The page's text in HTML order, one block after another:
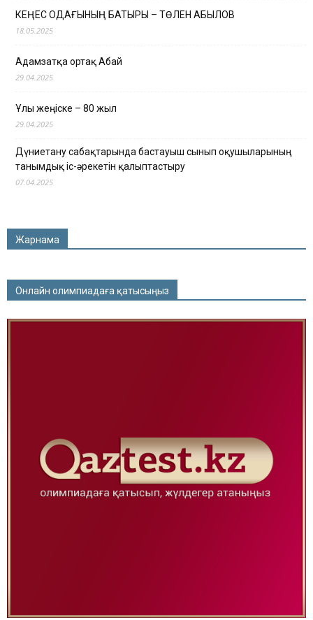
КЕҢЕС ОДАҒЫНЫҢ БАТЫРЫ – ТӨЛЕН ҚАБЫЛОВ
18.05.2025
Адамзатқа ортақ Абай
29.04.2025
Ұлы жеңіске – 80 жыл
29.04.2025
Дүниетану сабақтарында бастауыш сынып оқушыларының
танымдық іс-әрекетін қалыптастыру
07.04.2025
Жарнама
Онлайн олимпиадаға қатысыңыз